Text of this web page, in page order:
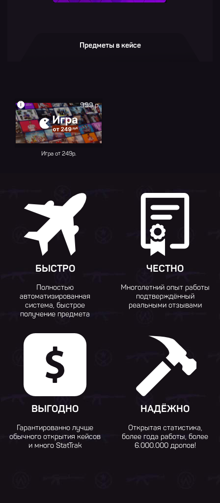
Предметы в кейсе
999 р.
i
Игра от 249р.
БЫСТРО
Полностью
автоматизированная
система, быстрое
получение предмета
ЧЕСТНО
Многолетний опыт работы
подтверждённый
реальными отзывами
ВЫГОДНО
Гарантированно лучше
обычного открытия кейсов
и много StatTrak
НАДЁЖНО
Открытая статистика,
более года работы, более
6.000.000 дропов!